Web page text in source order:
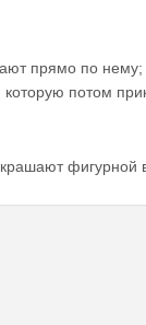
прямо по нему;
потом
фигурной